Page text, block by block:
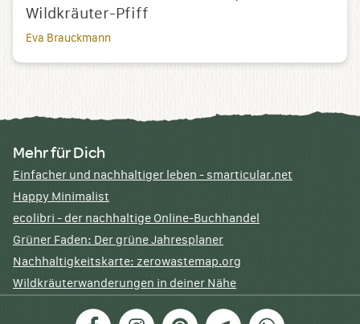
Wildkräuter-Pfiff
Eva Brauckmann
Mehr für Dich
Einfacher und nachhaltiger leben - smarticular.net
Happy Minimalist
ecolibri - der nachhaltige Online-Buchhandel
Grüner Faden: Der grüne Jahresplaner
Nachhaltigkeitskarte: zerowastemap.org
Wildkräuterwanderungen in deiner Nähe